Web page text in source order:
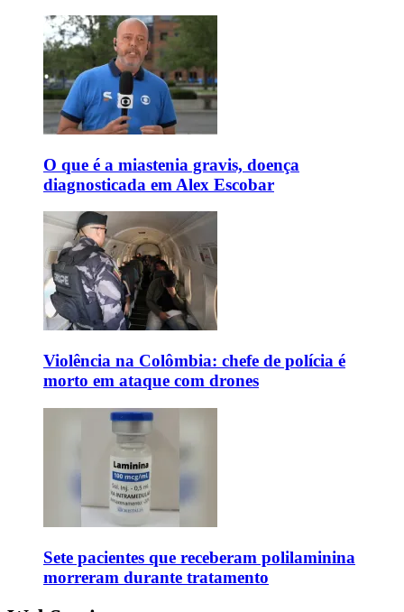
O que é a miastenia gravis, doença
diagnosticada em Alex Escobar
Violência na Colômbia: chefe de polícia é
morto em ataque com drones
Sete pacientes que receberam polilaminina
morreram durante tratamento